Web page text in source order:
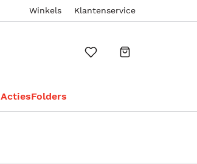
Winkels Klantenservice
ActiesFolders